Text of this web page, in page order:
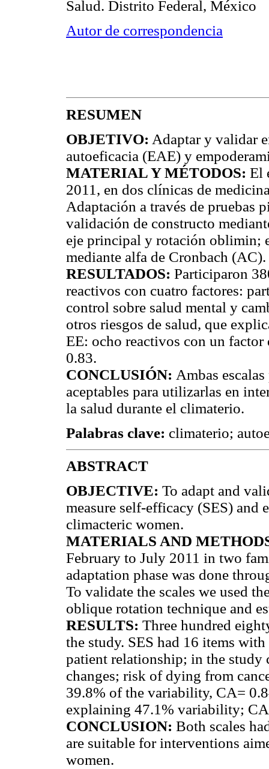
Salud. Distrito Federal, México
Autor de correspondencia
RESUMEN
OBJETIVO: Adaptar y validar
autoeficacia (EAE) y
MATERIAL Y MÉTODOS: El
2011, en dos clínicas de
Adaptación a través de pruebas
validación de constructo
eje principal y rotación oblimin;
mediante alfa de Cronbach (AC).
RESULTADOS: Participaron
reactivos con cuatro factores:
control sobre salud mental y
otros riesgos de salud, que
EE: ocho reactivos con un
0.83.
CONCLUSIÓN: Ambas
aceptables para utilizarlas en
la salud durante el climaterio.
Palabras clave: climaterio;
ABSTRACT
OBJECTIVE: To adapt and
measure self-efficacy (SES) and
climacteric women.
MATERIALS AND
February to July 2011 in two
adaptation phase was done
To validate the scales we used
oblique rotation technique and
RESULTS: Three hundred
the study. SES had 16 items
patient relationship; in the study
changes; risk of dying from
39.8% of the variability, CA=
explaining 47.1% variability;
CONCLUSION: Both scales
are suitable for interventions
women.